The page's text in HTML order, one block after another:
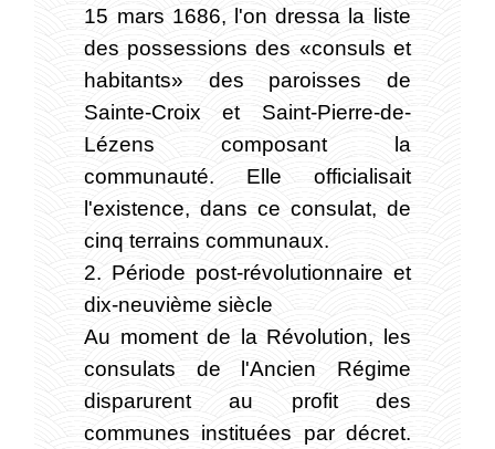
15 mars 1686, l'on dressa la liste
des possessions des «consuls et
habitants» des paroisses de
Sainte-Croix et Saint-Pierre-de-
Lézens composant la
communauté. Elle officialisait
l'existence, dans ce consulat, de
cinq terrains communaux.
2. Période post-révolutionnaire et
dix-neuvième siècle
Au moment de la Révolution, les
consulats de l'Ancien Régime
disparurent au profit des
communes instituées par décret.